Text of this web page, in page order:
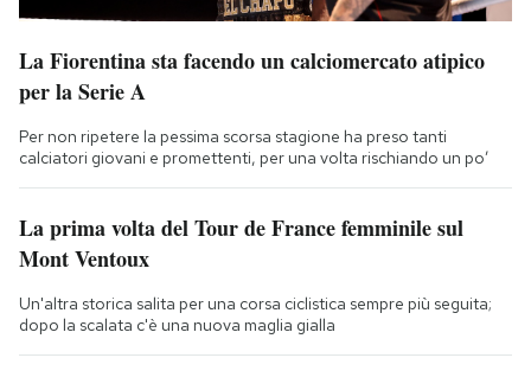
La Fiorentina sta facendo un calciomercato atipico
per la Serie A
Per non ripetere la pessima scorsa stagione ha preso tanti
calciatori giovani e promettenti, per una volta rischiando un po’
La prima volta del Tour de France femminile sul
Mont Ventoux
Un'altra storica salita per una corsa ciclistica sempre più seguita;
dopo la scalata c'è una nuova maglia gialla